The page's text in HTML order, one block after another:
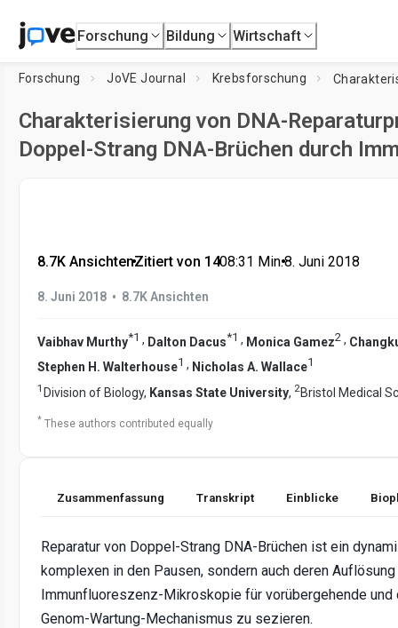
Forschung Bildung Wirtschaft
Forschung JoVE Journal Krebsforschung
Charakterisierung von DNA-
Doppel-Strang DNA-Brüchen durch
8.7K Ansichten•Zitiert von 14•08:31 Min.•8. Juni 2018
8. Juni 2018 • 8.7K Ansichten
Vaibhav Murthy*1 , Dalton Dacus*1 , Monica Gamez2 ,
Stephen H. Walterhouse1 , Nicholas A. Wallace1
1 Division of Biology, Kansas State University, 2Bristol Medical
* These authors contributed equally
Zusammenfassung Transkript Einblicke
Reparatur von Doppel-Strang DNA-Brüchen ist ein
komplexen in den Pausen, sondern auch deren
Immunfluoreszenz-Mikroskopie für vorübergehende
Genom-Wartung-Mechanismus zu sezieren.